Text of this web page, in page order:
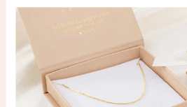
Producten